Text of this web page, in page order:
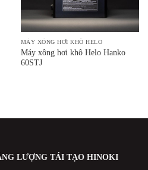
MÁY XÔNG HƠI KHÔ HELO
Máy xông hơi khô Helo Hanko
60STJ
LƯỢNG TÁI TẠO HINOKI